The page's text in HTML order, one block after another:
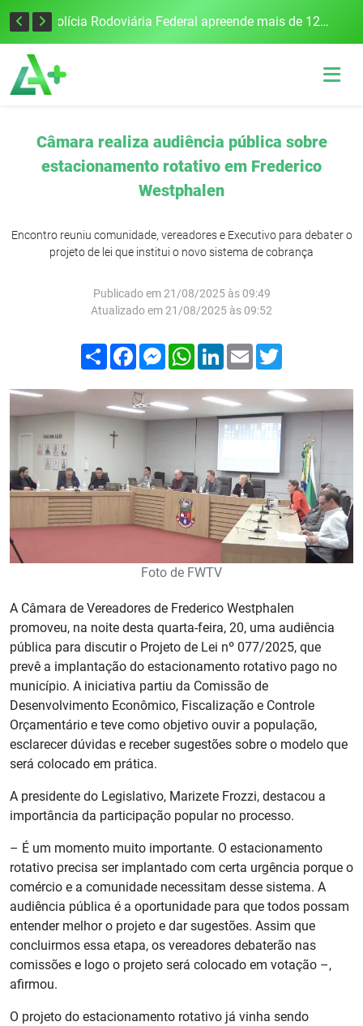
Tecnologia inovadora desenvolvida na UFSM/FW utiliza drones e IA para monitorar a qualidade da água Polícia Rodoviária Federal apreende mais de 120 quilos de maconha na BR-386, em Frederico Westphalen
Câmara realiza audiência pública sobre
estacionamento rotativo em Frederico
Westphalen
Encontro reuniu comunidade, vereadores e Executivo para debater o
projeto de lei que institui o novo sistema de cobrança
Publicado em 21/08/2025 às 09:49
Atualizado em 21/08/2025 às 09:52
Compartilhar
FacebookMessenger
WhatsApp
LinkedIn
Email
Foto de FWTV
A Câmara de Vereadores de Frederico Westphalen
promoveu, na noite desta quarta-feira, 20, uma audiência
pública para discutir o Projeto de Lei nº 077/2025, que
prevê a implantação do estacionamento rotativo pago no
município. A iniciativa partiu da Comissão de
Desenvolvimento Econômico, Fiscalização e Controle
Orçamentário e teve como objetivo ouvir a população,
esclarecer dúvidas e receber sugestões sobre o modelo que
será colocado em prática.
A presidente do Legislativo, Marizete Frozzi, destacou a
importância da participação popular no processo.
– É um momento muito importante. O estacionamento
rotativo precisa ser implantado com certa urgência porque o
comércio e a comunidade necessitam desse sistema. A
audiência pública é a oportunidade para que todos possam
entender melhor o projeto e dar sugestões. Assim que
concluirmos essa etapa, os vereadores debaterão nas
comissões e logo o projeto será colocado em votação –,
afirmou.
O projeto do estacionamento rotativo já vinha sendo